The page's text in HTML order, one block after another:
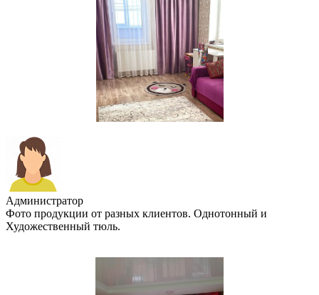
Администратор
Фото продукции от разных клиентов. Однотонный и
Художественный тюль.